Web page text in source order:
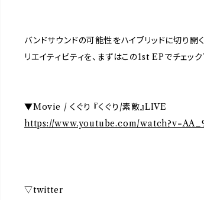
バンドサウンドの可能性をハイブリッドに切り開
リエイティビティを、まずはこの1st EPでチェック
▼Movie / くぐり 『くぐり/素敵』LIVE
https://www.youtube.com/
▽twitter